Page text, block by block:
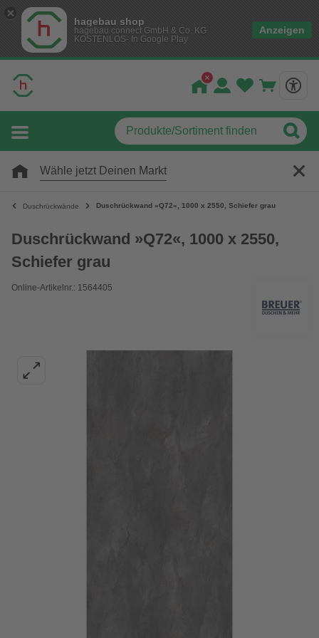
hagebau shop
hagebau connect GmbH & Co. KG
KOSTENLOS- In Google Play
Anzeigen
Wähle jetzt Deinen Markt
Duschrückwände Duschrückwand »Q72«, 1000 x 2550, Schiefer grau
Duschrückwand »Q72«, 1000 x 2550,
Schiefer grau
Online-Artikelnr.: 1564405